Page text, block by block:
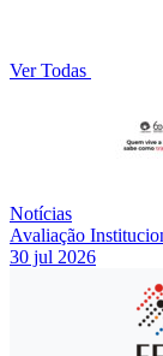
Ver Todas
Notícias
Avaliação
30 jul 2026